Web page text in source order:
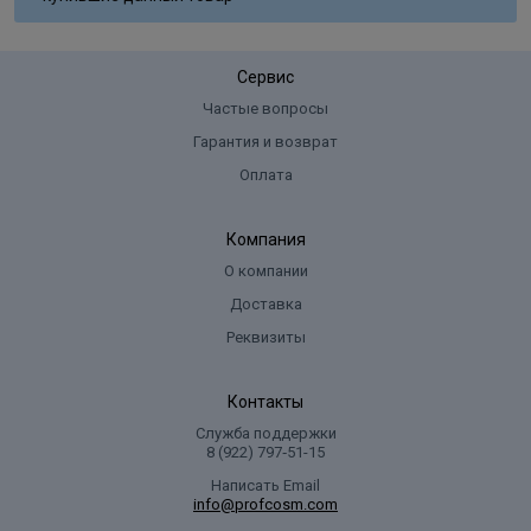
Сервис
Частые вопросы
Гарантия и возврат
Оплата
Компания
О компании
Доставка
Реквизиты
Контакты
Служба поддержки
8 (922) 797‑51-15
Написать Email
info@profcosm.com